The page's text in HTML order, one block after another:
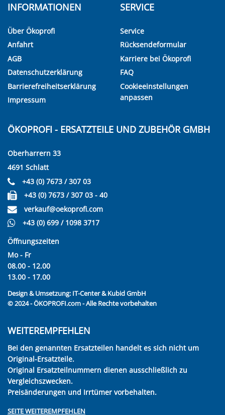
INFORMATIONEN
Über Ökoprofi
Anfahrt
AGB
Datenschutzerklärung
Barrierefreiheitserklärung
Impressum
SERVICE
Service
Rücksendeformular
Karriere bei Ökoprofi
FAQ
Cookieeinstellungen
anpassen
ÖKOPROFI - ERSATZTEILE UND ZUBEHÖR GMBH
Oberharrern 33
4691 Schlatt
+43 (0) 7673 / 307 03
+43 (0) 7673 / 307 03 - 40
verkauf@oekoprofi.com
+43 (0) 699 / 1098 3717
Öffnungszeiten
Mo - Fr
08.00 - 12.00
13.00 - 17.00
Design & Umsetzung: IT-Center & Kubid GmbH
© 2024 - ÖKOPROFI.com - Alle Rechte vorbehalten
WEITEREMPFEHLEN
Bei den genannten Ersatzteilen handelt es sich nicht um
Original-Ersatzteile.
Original Ersatzteilnummern dienen ausschließlich zu
Vergleichszwecken.
Preisänderungen und Irrtümer vorbehalten.
SEITE WEITEREMPFEHLEN